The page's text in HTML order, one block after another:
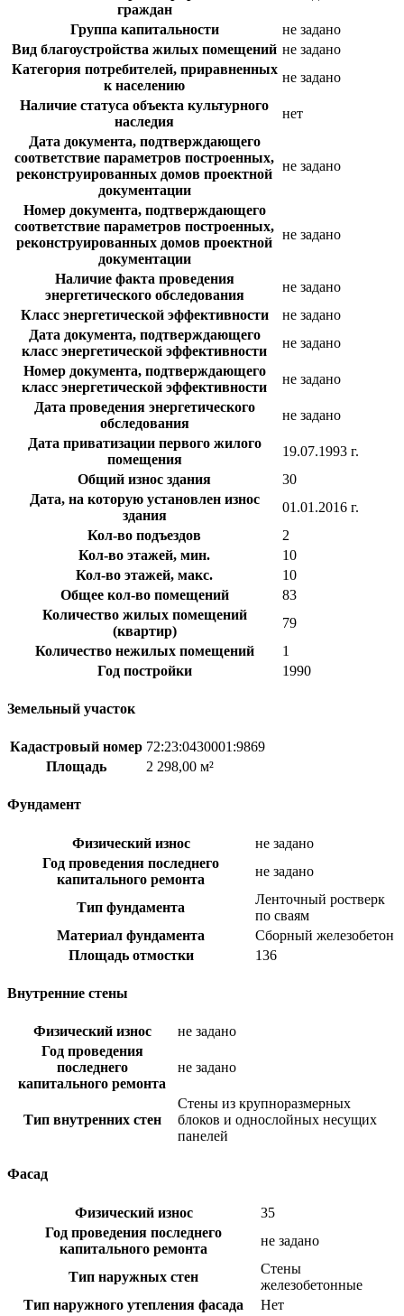
граждан
Группа капитальности
не задано
Вид благоустройства жилых помещений не задано
Категория потребителей, приравненных
к населению
не задано
Наличие статуса объекта культурного
наследия
нет
Дата документа, подтверждающего
соответствие параметров построенных,
реконструированных домов проектной
документации
не задано
Номер документа, подтверждающего
соответствие параметров построенных,
реконструированных домов проектной
документации
не задано
Наличие факта проведения
энергетического обследования
не задано
Класс энергетической эффективности
не задано
Дата документа, подтверждающего
класс энергетической эффективности
не задано
Номер документа, подтверждающего
класс энергетической эффективности
не задано
Дата проведения энергетического
обследования
не задано
Дата приватизации первого жилого
помещения
19.07.1993 г.
Общий износ здания
30
Дата, на которую установлен износ
здания
01.01.2016 г.
Кол-во подъездов
2
Кол-во этажей, мин.
10
Кол-во этажей, макс.
10
Общее кол-во помещений
83
Количество жилых помещений
(квартир)
79
Количество нежилых помещений
1
Год постройки
1990
Земельный участок
Кадастровый номер 72:23:0430001:9869
Площадь
2 298,00 м²
Фундамент
Физический износ
не задано
Год проведения последнего
капитального ремонта
не задано
Тип фундамента
Ленточный ростверк
по сваям
Материал фундамента
Сборный железобетон
Площадь отмостки
136
Внутренние стены
Физический износ
не задано
Год проведения
последнего
капитального ремонта
не задано
Тип внутренних стен
Стены из крупноразмерных
блоков и однослойных несущих
панелей
Фасад
Физический износ
35
Год проведения последнего
капитального ремонта
не задано
Тип наружных стен
Стены
железобетонные
Тип наружного утепления фасада
Нет